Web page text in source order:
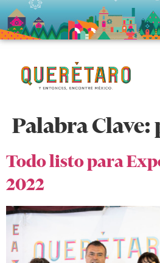
Palabra Clave:
Todo listo para
2022